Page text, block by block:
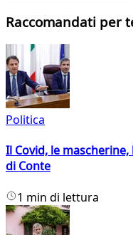
Raccomandati per
Politica
Il Covid, le
di Conte
1 min di lettura